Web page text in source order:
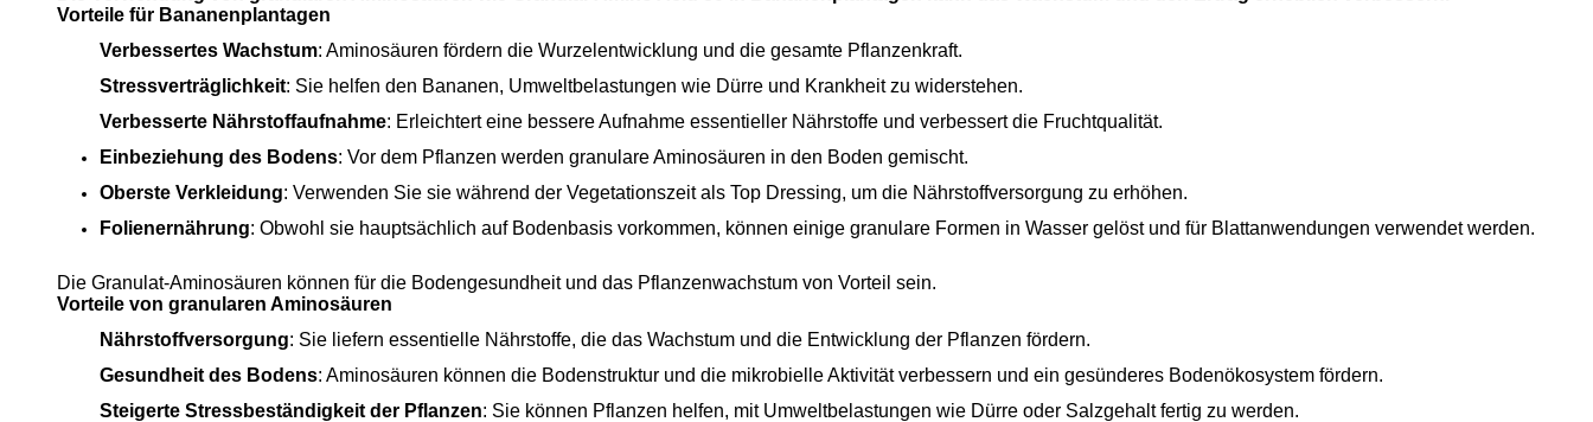
Vorteile für Bananenplantagen
Verbessertes Wachstum: Aminosäuren fördern die Wurzelentwicklung und die gesamte Pflanzenkraft.
Stressverträglichkeit: Sie helfen den Bananen, Umweltbelastungen wie Dürre und Krankheit zu widerstehen.
Verbesserte Nährstoffaufnahme: Erleichtert eine bessere Aufnahme essentieller Nährstoffe und verbessert die Fruchtqualität.
Einbeziehung des Bodens: Vor dem Pflanzen werden granulare Aminosäuren in den Boden gemischt.
Oberste Verkleidung: Verwenden Sie sie während der Vegetationszeit als Top Dressing, um die Nährstoffversorgung zu erhöhen.
Folienernährung: Obwohl sie hauptsächlich auf Bodenbasis vorkommen, können einige granulare Formen in Wasser gelöst und für Blattanwendungen verwendet werden.
Die Granulat-Aminosäuren können für die Bodengesundheit und das Pflanzenwachstum von Vorteil sein.
Vorteile von granularen Aminosäuren
Nährstoffversorgung: Sie liefern essentielle Nährstoffe, die das Wachstum und die Entwicklung der Pflanzen fördern.
Gesundheit des Bodens: Aminosäuren können die Bodenstruktur und die mikrobielle Aktivität verbessern und ein gesünderes Bodenökosystem fördern.
Steigerte Stressbeständigkeit der Pflanzen: Sie können Pflanzen helfen, mit Umweltbelastungen wie Dürre oder Salzgehalt fertig zu werden.